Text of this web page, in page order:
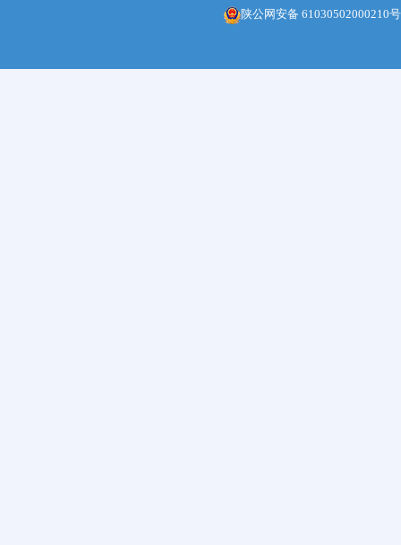
陕公网安备 61030502000210号